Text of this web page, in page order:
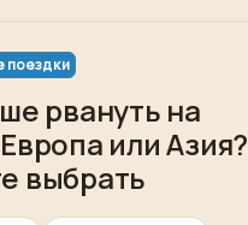
поездки
рвануть на
или Азия?
выбрать